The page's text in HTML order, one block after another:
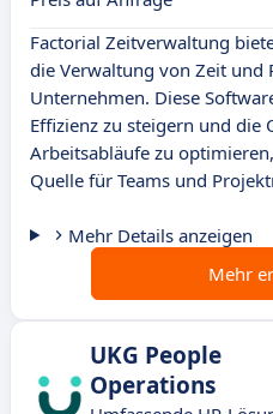
Factorial Zeitverwaltung
die Verwaltung von Zeit und
Unternehmen. Diese
Effizienz zu steigern und die
Arbeitsabläufe zu
Quelle für Teams und
Mehr Details anzeigen
Mehr
UKG People
Operations